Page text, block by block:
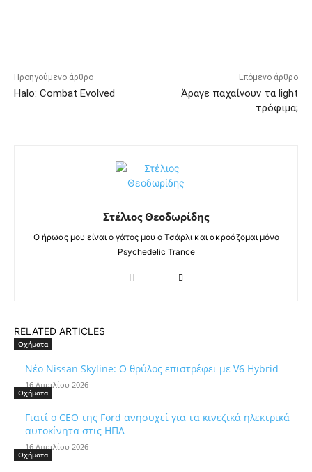
Προηγούμενο άρθρο
Halo: Combat Evolved
Επόμενο άρθρο
Άραγε παχαίνουν τα light
τρόφιμα;
Στέλιος Θεοδωρίδης
Ο ήρωας μου είναι ο γάτος μου ο Τσάρλι και ακροάζομαι μόνο
Psychedelic Trance
RELATED ARTICLES
Οχήματα
Νέο Nissan Skyline: Ο θρύλος επιστρέφει με V6 Hybrid
16 Απριλίου 2026
Οχήματα
Γιατί ο CEO της Ford ανησυχεί για τα κινεζικά ηλεκτρικά
αυτοκίνητα στις ΗΠΑ
16 Απριλίου 2026
Οχήματα